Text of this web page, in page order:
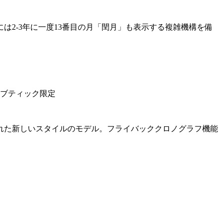
2-3年に一度13番目の月「閏月」も表示する複雑機構を備
ティック限定
新しいスタイルのモデル。フライバッククロノグラフ機能